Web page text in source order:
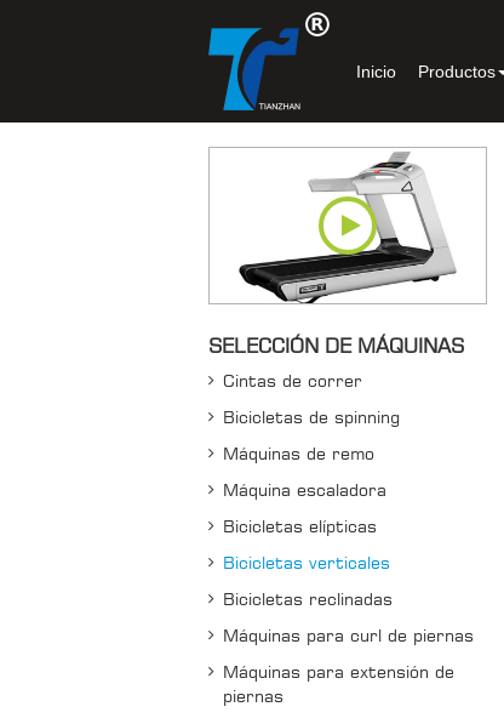
Inicio Productos
SELECCIÓN DE MÁQUINAS
Cintas de correr
Bicicletas de spinning
Máquinas de remo
Máquina escaladora
Bicicletas elípticas
Bicicletas verticales
Bicicletas reclinadas
Máquinas para curl de piernas
Máquinas para extensión de
piernas